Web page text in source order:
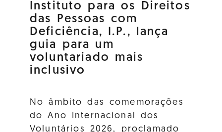
Instituto para os Direitos
das Pessoas com
Deficiência, I.P., lança
guia para um
voluntariado mais
inclusivo
No âmbito das comemorações
do Ano Internacional dos
Voluntários 2026, proclamado